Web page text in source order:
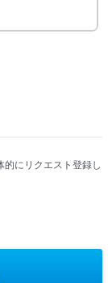
にリクエスト登録し